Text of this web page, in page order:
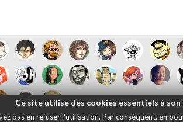
Ce site utilise des cookies essentiels à
pas en refuser l'utilisation. Par conséquent, en